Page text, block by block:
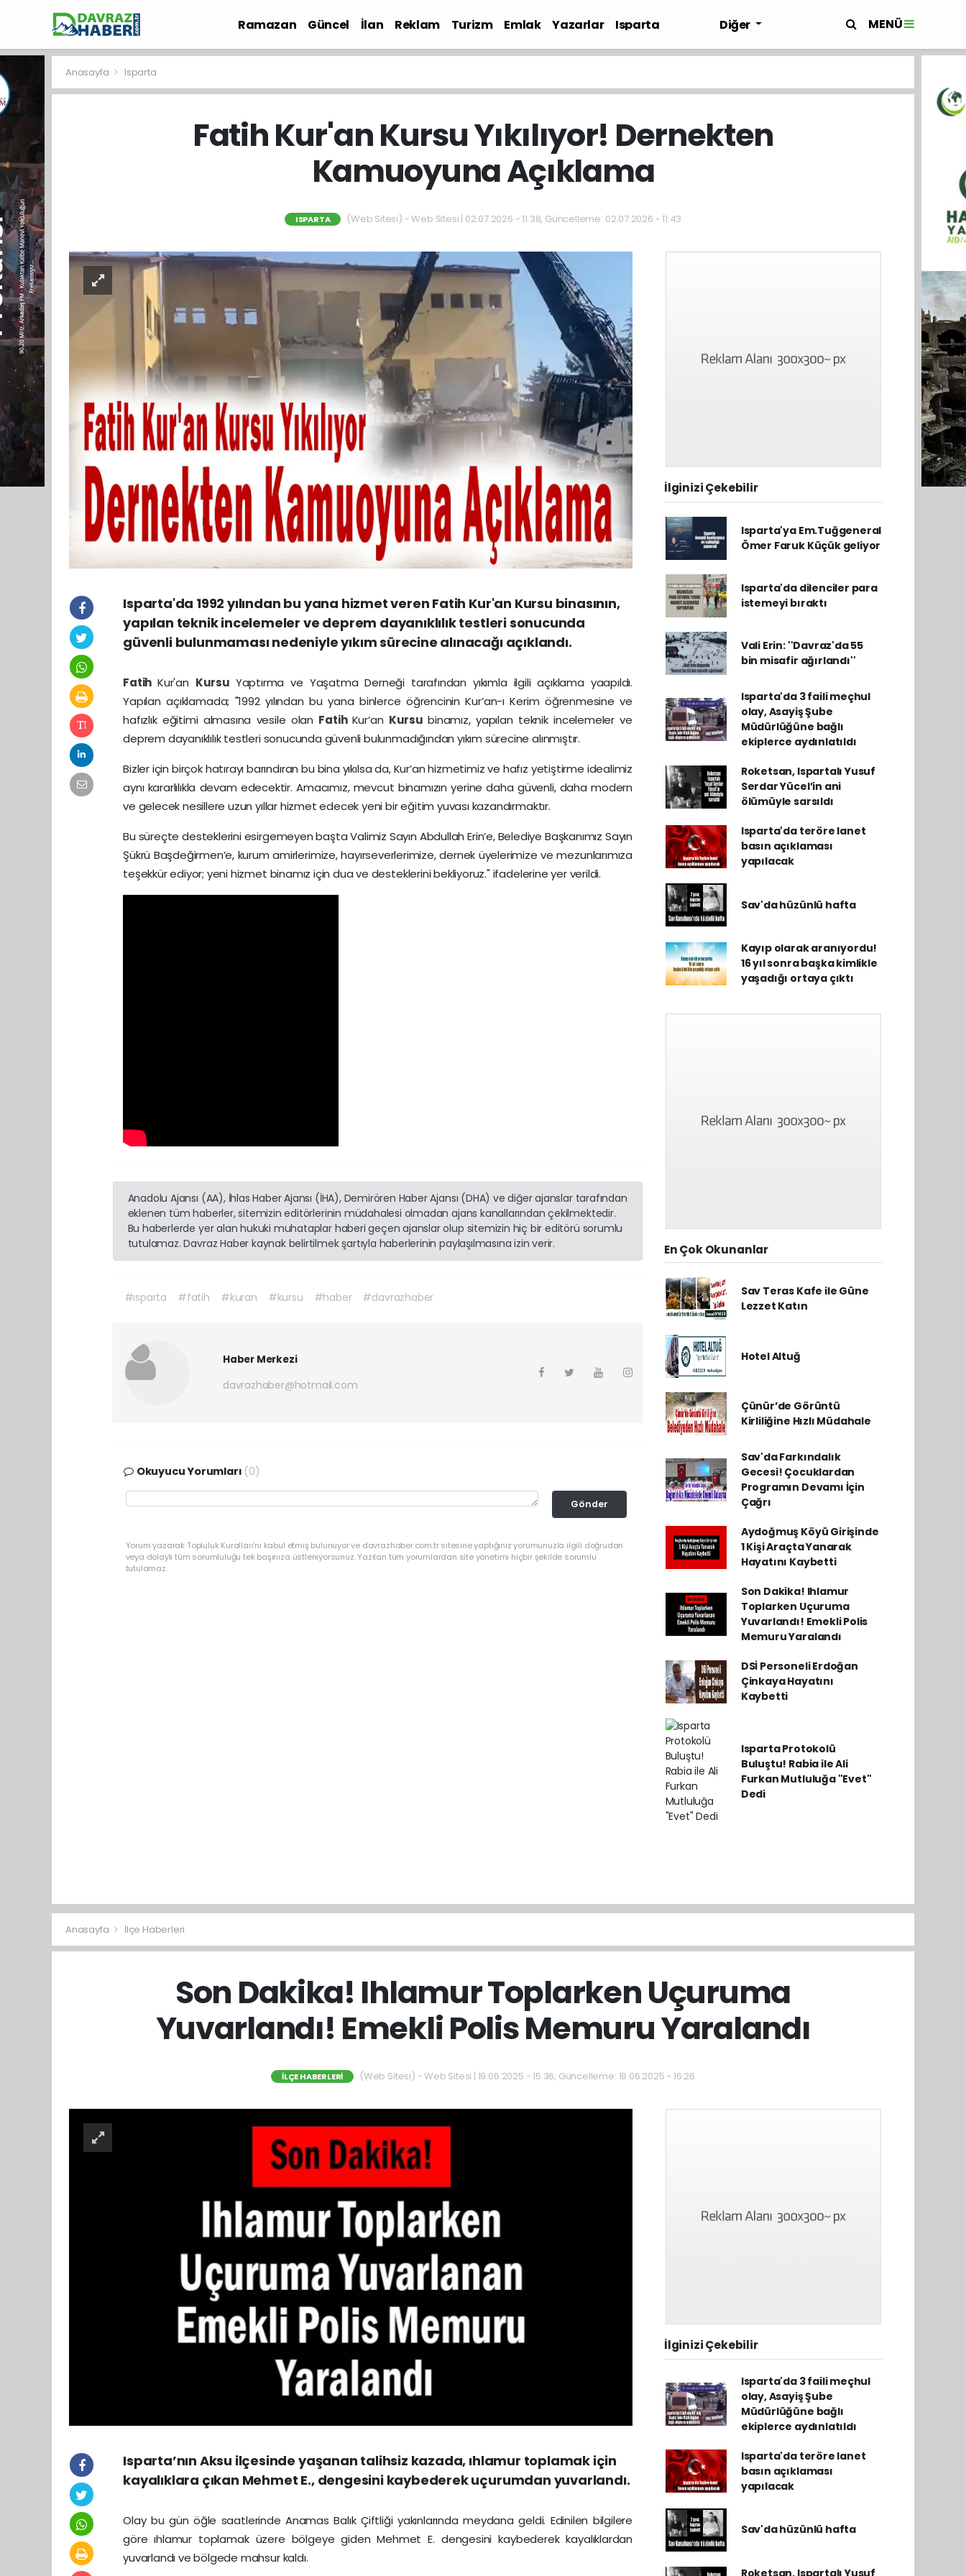
Ramazan Güncel İlan Reklam Turizm Emlak Yazarlar
Isparta
Diğer MENÜ
Anasayfa Isparta
Fatih Kur'an Kursu Yıkılıyor! Dernekten
Kamuoyuna Açıklama
ISPARTA (Web Sitesi) - Web Sitesi | 02.07.2026 - 11:38, Güncelleme: 02.07.2026 - 11:43
Isparta'da 1992 yılından bu yana hizmet veren Fatih Kur'an Kursu binasının,
yapılan teknik incelemeler ve deprem dayanıklılık testleri sonucunda
güvenli bulunmaması nedeniyle yıkım sürecine alınacağı açıklandı.
FatihKur'an Kursu Yaptırma ve Yaşatma Derneği tarafından yıkımla ilgili açıklama yaapıldı.
Yapılan açıklamada; "1992 yılından bu yana binlerce öğrencinin Kur’an-ı Kerim öğrenmesine ve
hafızlık eğitimi almasına vesile olan Fatih Kur’an Kursubinamız, yapılan teknik incelemeler ve
deprem dayanıklılık testleri sonucunda güvenli bulunmadığından yıkım sürecine alınmıştır.
Bizler için birçok hatırayı barındıran bu bina yıkılsa da, Kur’an hizmetimiz ve hafız yetiştirme idealimiz
aynı kararlılıkla devam edecektir. Amacımız, mevcut binamızın yerine daha güvenli, daha modern
ve gelecek nesillere uzun yıllar hizmet edecek yeni bir eğitim yuvası kazandırmaktır.
Bu süreçte desteklerini esirgemeyen başta Valimiz Sayın Abdullah Erin’e, Belediye Başkanımız Sayın
Şükrü Başdeğirmen’e, kurum amirlerimize, hayırseverlerimize, dernek üyelerimize ve mezunlarımıza
teşekkür ediyor; yeni hizmet binamız için dua ve desteklerini bekliyoruz." ifadelerine yer verildi.
Anadolu Ajansı (AA), İhlas Haber Ajansı (İHA), Demirören Haber Ajansı (DHA) ve diğer ajanslar tarafından
eklenen tüm haberler, sitemizin editörlerinin müdahalesi olmadan ajans kanallarından çekilmektedir.
Bu haberlerde yer alan hukuki muhataplar haberi geçen ajanslar olup sitemizin hiç bir editörü sorumlu
tutulamaz. Davraz Haber kaynak belirtilmek şartıyla haberlerinin paylaşılmasına izin verir.
#ısparta #fatih #kuran #kursu #haber #davrazhaber
Haber Merkezi
davrazhaber@hotmail.com
Okuyucu Yorumları (0)
Gönder
Yorum yazarak Topluluk Kuralları’nı kabul etmiş bulunuyor ve davrazhaber.com.tr sitesine yaptığınız yorumunuzla ilgili doğrudan
veya dolaylı tüm sorumluluğu tek başınıza üstleniyorsunuz. Yazılan tüm yorumlardan site yönetimi hiçbir şekilde sorumlu
tutulamaz.
İlginizi Çekebilir
Isparta'ya Em.Tuğgeneral
Ömer Faruk Küçük geliyor
Isparta'da dilenciler para
istemeyi bıraktı
Vali Erin: ''Davraz'da 55
bin misafir ağırlandı''
Isparta'da 3 faili meçhul
olay, Asayiş Şube
Müdürlüğüne bağlı
ekiplerce aydınlatıldı
Roketsan, Ispartalı Yusuf
Serdar Yücel’in ani
ölümüyle sarsıldı
Isparta'da teröre lanet
basın açıklaması
yapılacak
Sav'da hüzünlü hafta
Kayıp olarak aranıyordu!
16 yıl sonra başka kimlikle
yaşadığı ortaya çıktı
En Çok Okunanlar
Sav Teras Kafe ile Güne
Lezzet Katın
Hotel Altuğ
Çünür’de Görüntü
Kirliliğine Hızlı Müdahale
Sav'da Farkındalık
Gecesi! Çocuklardan
Programın Devamı İçin
Çağrı
Aydoğmuş Köyü Girişinde
1 Kişi Araçta Yanarak
Hayatını Kaybetti
Son Dakika! Ihlamur
Toplarken Uçuruma
Yuvarlandı! Emekli Polis
Memuru Yaralandı
DSİ Personeli Erdoğan
Çinkaya Hayatını
Kaybetti
Isparta Protokolü
Buluştu! Rabia ile Ali
Furkan Mutluluğa "Evet"
Dedi
Anasayfa İlçe Haberleri
Son Dakika! Ihlamur Toplarken Uçuruma
Yuvarlandı! Emekli Polis Memuru Yaralandı
İLÇE HABERLERI (Web Sitesi) - Web Sitesi | 19.06.2025 - 15:36, Güncelleme: 19.06.2025 - 16:26
Isparta’nın Aksu ilçesinde yaşanan talihsiz kazada, ıhlamur toplamak için
kayalıklara çıkan Mehmet E., dengesini kaybederek uçurumdan yuvarlandı.
Olay bu gün öğle saatlerinde Anamas Balık Çiftliği yakınlarında meydana geldi. Edinilen bilgilere
göre ıhlamur toplamak üzere bölgeye giden Mehmet E. dengesini kaybederek kayalıklardan
yuvarlandı ve bölgede mahsur kaldı.
İlginizi Çekebilir
Isparta'da 3 faili meçhul
olay, Asayiş Şube
Müdürlüğüne bağlı
ekiplerce aydınlatıldı
Isparta'da teröre lanet
basın açıklaması
yapılacak
Sav'da hüzünlü hafta
Roketsan, Ispartalı Yusuf